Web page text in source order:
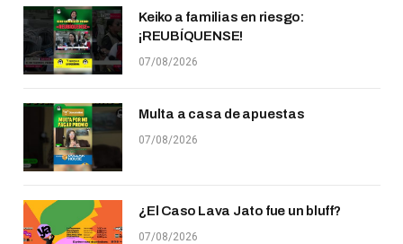
Keiko a familias en riesgo:
¡REUBÍQUENSE!
07/08/2026
Multa a casa de apuestas
07/08/2026
¿El Caso Lava Jato fue un bluff?
07/08/2026